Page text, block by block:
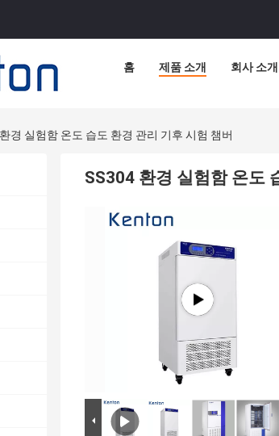
홈 제품 소개 회사 소개
경 실험함 온도 습도 환경 관리 기후 시험 챔버
SS304 환경 실험함 온도